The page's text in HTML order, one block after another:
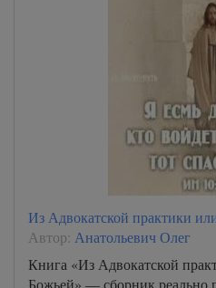
Из Адвокатской практики
Автор: Анатольевич Олег
Книга «Из Адвокатской
Божьей» — сборник реально